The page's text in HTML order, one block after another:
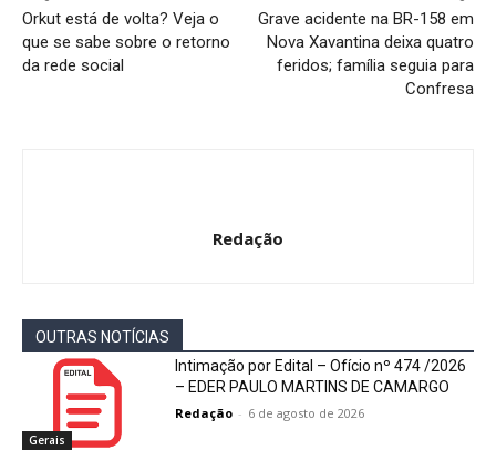
Orkut está de volta? Veja o
que se sabe sobre o retorno
da rede social
Grave acidente na BR-158 em
Nova Xavantina deixa quatro
feridos; família seguia para
Confresa
Redação
OUTRAS NOTÍCIAS
Gerais
Intimação por Edital – Ofício nº 474 /2026
– EDER PAULO MARTINS DE CAMARGO
Redação - 6 de agosto de 2026